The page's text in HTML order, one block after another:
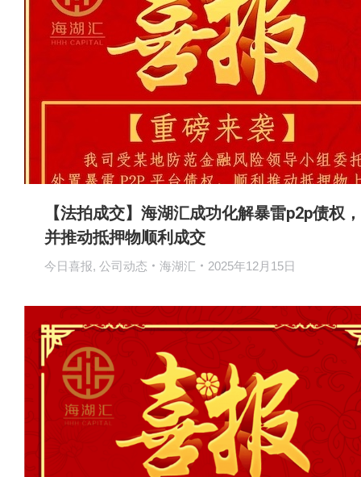
【法拍成交】海湖汇成功化解暴雷p2p债权，
并推动抵押物顺利成交
今日喜报, 公司动态 海湖汇 2025年12月15日